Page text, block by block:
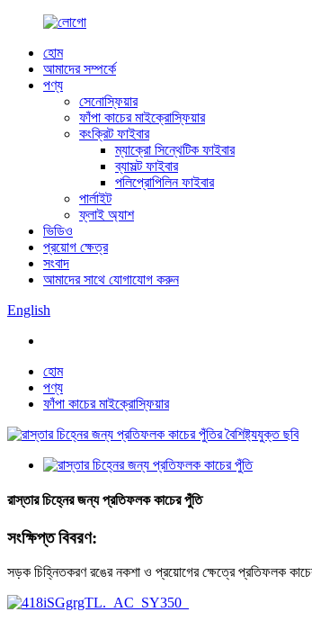
হোম
আমাদের সম্পর্কে
পণ্য
সেনোস্ফিয়ার
ফাঁপা কাচের মাইক্রোস্ফিয়ার
কংক্রিট ফাইবার
ম্যাক্রো সিন্থেটিক ফাইবার
ব্যাসল্ট ফাইবার
পলিপ্রোপিলিন ফাইবার
পার্লাইট
ফ্লাই অ্যাশ
ভিডিও
প্রয়োগ ক্ষেত্র
সংবাদ
আমাদের সাথে যোগাযোগ করুন
English
হোম
পণ্য
ফাঁপা কাচের মাইক্রোস্ফিয়ার
রাস্তার চিহ্নের জন্য প্রতিফলক কাচের পুঁতি
সংক্ষিপ্ত বিবরণ:
সড়ক চিহ্নিতকরণ রঙের নকশা ও প্রয়োগের ক্ষেত্রে প্রতিফলক